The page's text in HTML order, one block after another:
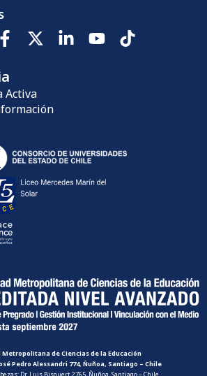
Activa
de Ciencias de la Educación
Pedro Alessandri 774, Ñuñoa, Santiago – Chile
Dr. Luis Bisquert 2765, Ñuñoa, Santiago – Chile